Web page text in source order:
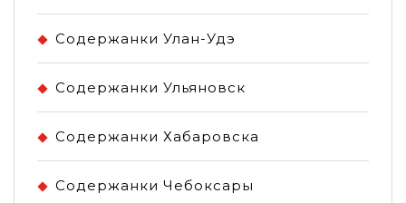
Содержанки Улан-Удэ
Содержанки Ульяновск
Содержанки Хабаровска
Содержанки Чебоксары